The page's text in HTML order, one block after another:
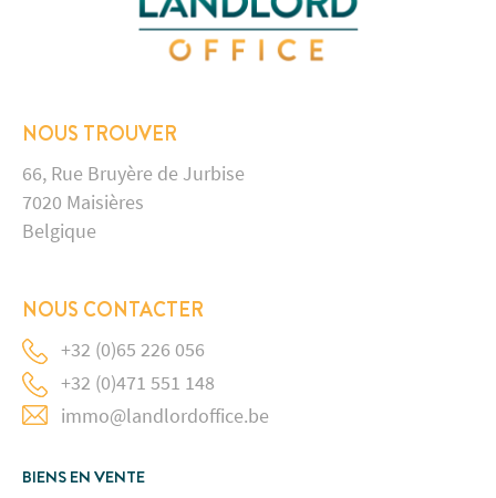
NOUS TROUVER
66, Rue Bruyère de Jurbise
7020 Maisières
Belgique
NOUS CONTACTER
+32 (0)65 226 056
+32 (0)471 551 148
immo@landlordoffice.be
BIENS EN VENTE